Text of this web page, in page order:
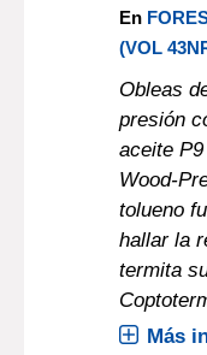
En
(VOL
Obleas
presión
aceite
Wood-
tolueno
hallar la
termita
Más